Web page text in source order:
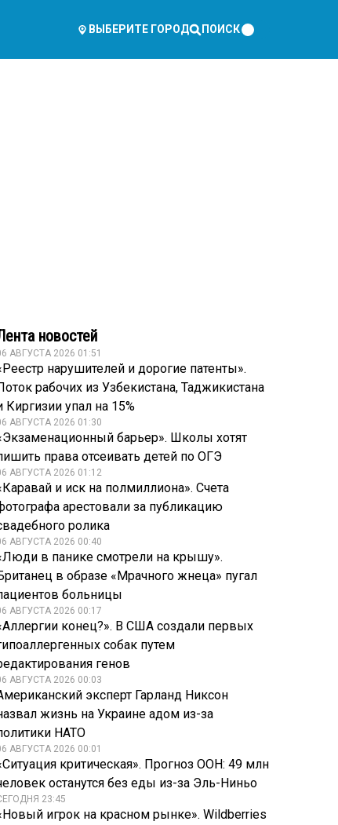
ВЫБЕРИТЕ ГОРОД ПОИСК
Кaк избежать
ошибок при
досрочном
погашении кредита
альпинистов
новостей
АВГУСТА 2026 01:51
нарушителей и дорогие патенты».
рабочих из Узбекистана, Таджикистана
Киргизии упал на 15%
АВГУСТА 2026 01:30
барьер». Школы хотят
права отсеивать детей по ОГЭ
АВГУСТА 2026 01:12
и иск на полмиллиона». Счета
арестовали за публикацию
ролика
АВГУСТА 2026 00:40
в панике смотрели на крышу».
в образе «Мрачного жнеца» пугал
больницы
АВГУСТА 2026 00:17
конец?». В США создали первых
собак путем
генов
АВГУСТА 2026 00:03
эксперт Гарланд Никсон
жизнь на Украине адом из-за
НАТО
АВГУСТА 2026 00:01
критическая». Прогноз ООН: 49 млн
останутся без еды из-за Эль-Ниньо
23:45
игрок на красном рынке». Wildberries